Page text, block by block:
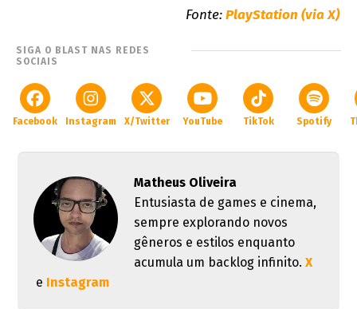
Fonte:PlayStation (via X)
SIGA O BLAST NAS REDES
SOCIAIS
Facebook Instagram X/Twitter YouTube TikTok Spotify
Matheus Oliveira
Entusiasta de games e cinema,
sempre explorando novos
gêneros e estilos enquanto
acumula um backlog infinito.X
e Instagram